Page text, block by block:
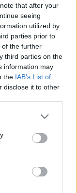
that after your
seeing
utilized by
parties prior to
of the further
third parties on the
information may
the IAB’s List of
disclose it to other
or more Google
You may click to
party tags to
in below Google
foto
+39
di